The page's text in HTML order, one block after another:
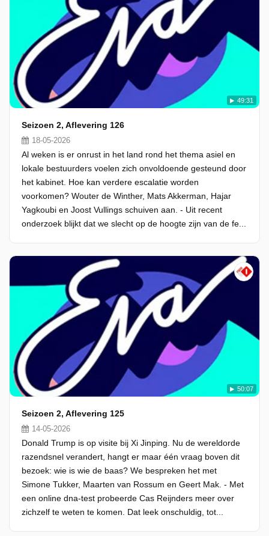
49:31
Seizoen 2, Aflevering 126
18-05-2026
Al weken is er onrust in het land rond het thema asiel en
lokale bestuurders voelen zich onvoldoende gesteund door
het kabinet. Hoe kan verdere escalatie worden
voorkomen? Wouter de Winther, Mats Akkerman, Hajar
Yagkoubi en Joost Vullings schuiven aan. - Uit recent
onderzoek blijkt dat we slecht op de hoogte zijn van de fe...
50:07
Seizoen 2, Aflevering 125
14-05-2026
Donald Trump is op visite bij Xi Jinping. Nu de wereldorde
razendsnel verandert, hangt er maar één vraag boven dit
bezoek: wie is wie de baas? We bespreken het met
Simone Tukker, Maarten van Rossum en Geert Mak. - Met
een online dna-test probeerde Cas Reijnders meer over
zichzelf te weten te komen. Dat leek onschuldig, tot...